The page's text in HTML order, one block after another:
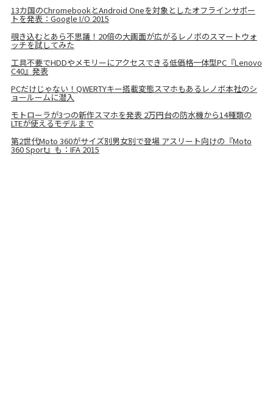
13カ国のChromebookとAndroid Oneを対象としたオフラインサポー
トを発表：Google I/O 2015
覗き込むとあら不思議！20倍の大画面が広がるレノボのスマートウォ
ッチを試してみた
工具不要でHDDやメモリーにアクセスできる低価格一体型PC『Lenovo
C40』発表
PCだけじゃない！QWERTYキー搭載変態スマホもあるレノボ本社のシ
ョールームに潜入
モトローラが3つの新作スマホを発表 2万円台の防水機から14種類の
LTEが使えるモデルまで
第2世代Moto 360がサイズ別男女別で登場 アスリート向けの『Moto
360 Sport』も：IFA 2015